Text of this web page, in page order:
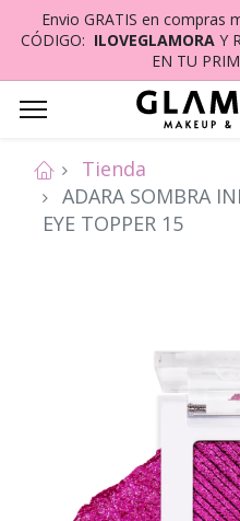
Envio GRATIS en compras
CÓDIGO: ILOVEGLAMORA Y
EN TU
Tienda
ADARA SOMBRA
EYE TOPPER 15